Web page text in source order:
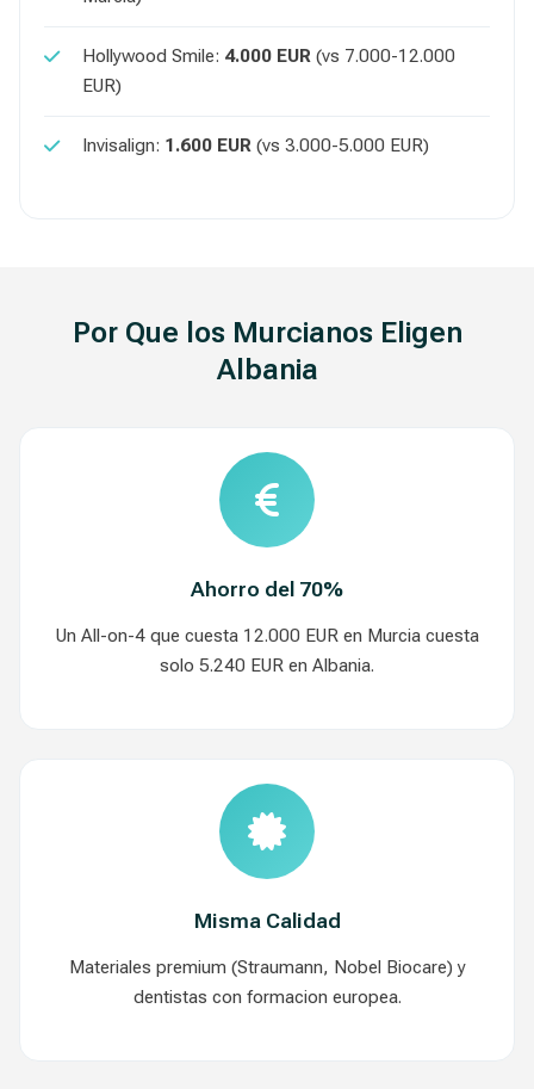
Hollywood Smile: 4.000 EUR (vs 7.000-12.000
EUR)
Invisalign: 1.600 EUR (vs 3.000-5.000 EUR)
Por Que los Murcianos Eligen
Albania
Ahorro del 70%
Un All-on-4 que cuesta 12.000 EUR en Murcia cuesta
solo 5.240 EUR en Albania.
Misma Calidad
Materiales premium (Straumann, Nobel Biocare) y
dentistas con formacion europea.